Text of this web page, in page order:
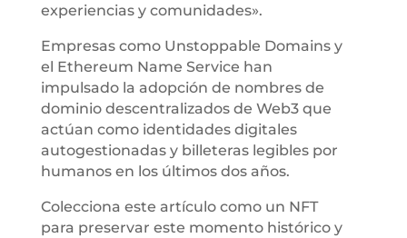
experiencias y comunidades».
Empresas como Unstoppable Domains y
el Ethereum Name Service han
impulsado la adopción de nombres de
dominio descentralizados de Web3 que
actúan como identidades digitales
autogestionadas y billeteras legibles por
humanos en los últimos dos años.
Colecciona este artículo como un NFT
para preservar este momento histórico y